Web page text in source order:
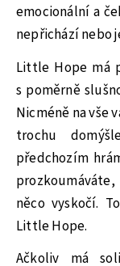
emocionální a
nepřichází nebo
Little Hope má
s poměrně
Nicméně na vše
trochu
předchozím
něco vyskočí.
Little Hope.
Ačkoliv má